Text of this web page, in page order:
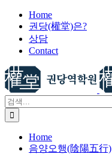
건
너
뛰
기
Home
권당(權堂)은?
상담
Contact
검
색:
Home
음양오행(陰陽五行)